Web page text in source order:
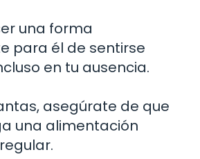
una forma
para él de sentirse
en tu ausencia.
asegúrate de que
una alimentación